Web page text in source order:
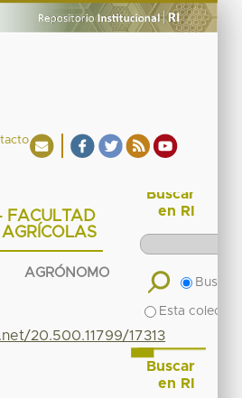
FACULTAD
20.500.11799/17313
Buscar
en RI
Buscar
Esta
Buscar
en RI